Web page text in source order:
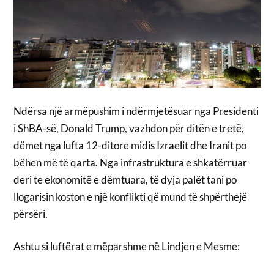
Ndërsa një armëpushim i ndërmjetësuar nga Presidenti
i ShBA-së, Donald Trump, vazhdon për ditën e tretë,
dëmet nga lufta 12-ditore midis Izraelit dhe Iranit po
bëhen më të qarta. Nga infrastruktura e shkatërruar
deri te ekonomitë e dëmtuara, të dyja palët tani po
llogarisin koston e një konflikti që mund të shpërthejë
përsëri.
Ashtu si luftërat e mëparshme në Lindjen e Mesme: